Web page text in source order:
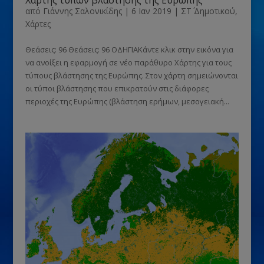
από Γιάννης Σαλονικίδης| 6 Ιαν 2019 | ΣΤ΄ Δημοτικού,
Χάρτες
Θεάσεις: 96 Θεάσεις: 96 ΟΔΗΓΙΑΚάντε κλικ στην εικόνα για
να ανοίξει η εφαρμογή σε νέο παράθυρο Χάρτης για τους
τύπους βλάστησης της Ευρώπης. Στον χάρτη σημειώνονται
οι τύποι βλάστησης που επικρατούν στις διάφορες
περιοχές της Ευρώπης (βλάστηση ερήμων, μεσογειακή...